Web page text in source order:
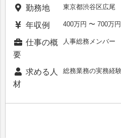
勤務地 東京都渋谷区広尾
年収例 400万円 〜 700万
仕事の概
要
人事総務メンバー
求める人
材
総務業務の実務経